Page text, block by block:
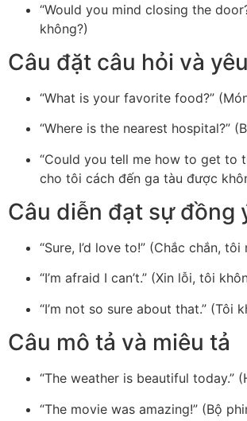
“Would you mind closing the
không?)
Câu đặt câu hỏi và
“What is your favorite food?”
“Where is the nearest hospital?”
“Could you tell me how to get to
cho tôi cách đến ga tàu được
Câu diễn đạt sự đồng
“Sure, I’d love to!” (Chắc chắn, tôi
“I’m afraid I can’t.” (Xin lỗi, tôi
“I’m not so sure about that.” (Tôi
Câu mô tả và miêu tả
“The weather is beautiful today.”
“The movie was amazing!” (Bộ